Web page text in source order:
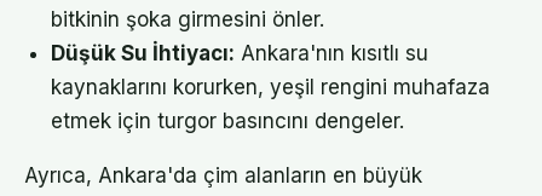
bitkinin şoka girmesini önler.
Düşük Su İhtiyacı: Ankara'nın kısıtlı su
kaynaklarını korurken, yeşil rengini muhafaza
etmek için turgor basıncını dengeler.
Ayrıca, Ankara'da çim alanların en büyük